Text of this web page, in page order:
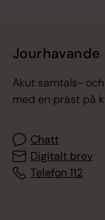
Jourhavande
Akut samtals-
med en präst på
Chatt
Digitalt brev
Telefon 112